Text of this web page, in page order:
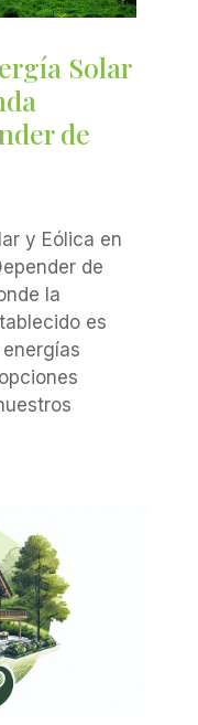
Solar
de
y Eólica en
de
la
es